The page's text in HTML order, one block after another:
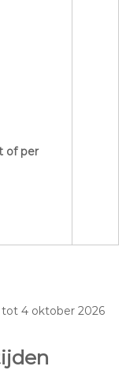
of per
4 oktober 2026